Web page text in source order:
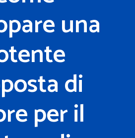
una
di
per il